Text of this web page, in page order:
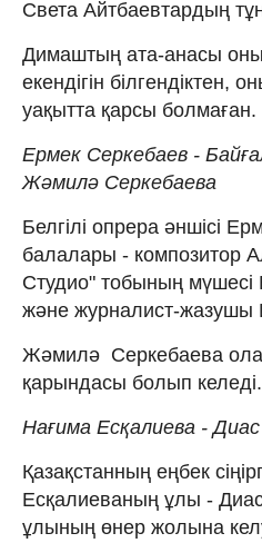
Света Айтбаевтардың
Димаштың ата-анасы
екендігін білгендіктен,
уақытта қарсы болмаған.
Ермек Серкебаев -
Жәмилә Серкебаева
Белгілі опрера әншісі
балалары - композитор
Студио" тобының мүшесі
және журналист-жазушы
Жәмилә Серкебаева
қарындасы болып келеді.
Нағима Есқалиева -
Қазақстанның еңбек
Есқалиеваның ұлы -
ұлының өнер жолына